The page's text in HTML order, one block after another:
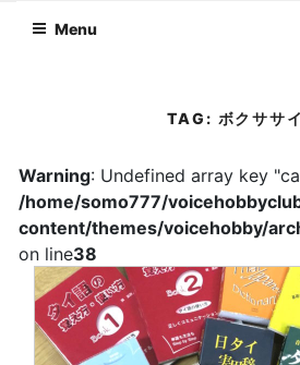
Menu
TAG: ボクササ
Warning: Undefined array key
/home/somo777/
content/themes/voicehobby/
on line38